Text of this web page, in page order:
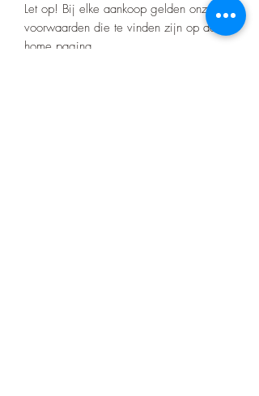
Let op! Bij elke aankoop gelden onze
voorwaarden die te vinden zijn op de
home pagina.